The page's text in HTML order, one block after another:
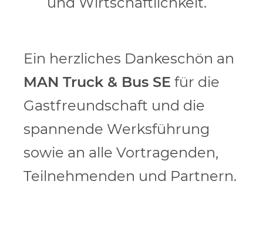
Ein herzliches Dankeschön an
MAN Truck & Bus SE für die
Gastfreundschaft und die
spannende Werksführung
sowie an alle Vortragenden,
Teilnehmenden und Partnern.